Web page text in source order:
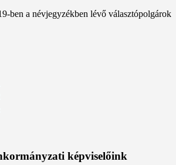
ben a névjegyzékben lévő választópolgárok
képviselőink